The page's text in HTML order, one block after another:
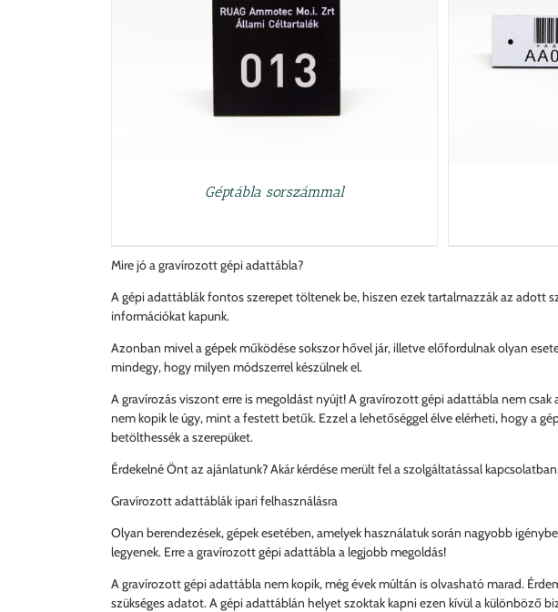
Géptábla sorszámmal
RÉSZLETEK
Mire jó a gravírozott gépi adattábla?
A gépi adattáblák fontos szerepet töltenek be, hiszen ezek tartalmazzák az adott
információkat kapunk.
Azonban mivel a gépek működése sokszor hővel jár, illetve előfordulnak olyan
mindegy, hogy milyen módszerrel készülnek el.
A gravírozás viszont erre is megoldást nyújt! A gravírozott gépi adattábla nem
nem kopik le úgy, mint a festett betűk. Ezzel a lehetőséggel élve elérheti, hogy a
betölthessék a szerepüket.
Érdekelné Önt az ajánlatunk? Akár kérdése merült fel a szolgáltatással
Gravírozott adattáblák ipari felhasználásra
Olyan berendezések, gépek esetében, amelyek használatuk során nagyobb
legyenek. Erre a gravírozott gépi adattábla a legjobb megoldás!
A gravírozott gépi adattábla nem kopik, még évek múltán is olvasható marad.
szükséges adatot. A gépi adattáblán helyet szoktak kapni ezen kívül a különböző